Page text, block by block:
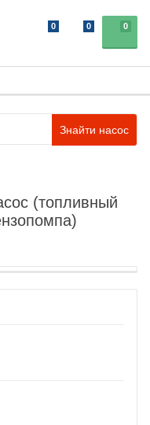
0
0 0
Знайти насос
(топливный